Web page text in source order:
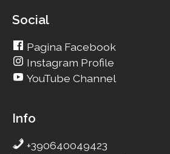
Social
Pagina Facebook
Instagram Profile
YouTube Channel
Info
+390640049423